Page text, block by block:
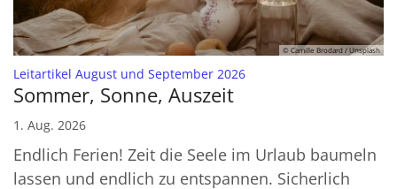
© Camille Brodard / Unsplash
Leitartikel August und September 2026:
Sommer, Sonne, Auszeit
1. Aug. 2026
Endlich Ferien! Zeit die Seele im Urlaub baumeln
lassen und endlich zu entspannen. Sicherlich